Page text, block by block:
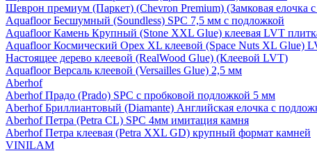
Шеврон премиум (Паркет) (Chevron Premium) (Замковая елочка
Aquafloor Бесшумный (Soundless) SPC 7,5 мм с подложкой
Aquafloor Камень Крупный (Stone XXL Glue) клеевая LVT
Aquafloor Космический Орех XL клеевой (Space Nuts XL Glue)
Настоящее дерево клеевой (RealWood Glue) (Клеевой LVT)
Aquafloor Версаль клеевой (Versailles Glue) 2,5 мм
Aberhof
Aberhof Прадо (Prado) SPC с пробковой подложкой 5 мм
Aberhof Бриллиантовый (Diamante) Английская елочка с
Aberhof Петра (Petra CL) SPC 4мм имитация камня
Aberhof Петра клеевая (Petra XXL GD) крупный формат камней
VINILAM